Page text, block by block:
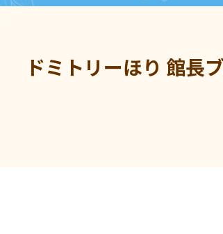
ドミトリーほり 館長